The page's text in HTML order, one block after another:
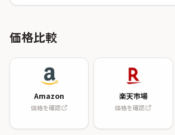
価格比較
Amazon
価格を確認
楽天市場
価格を確認